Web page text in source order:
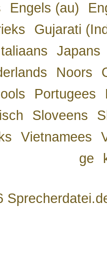
Engels (au)
Gujarati
Japans
Noors
Portugees
Sloveens
Vietnamees
ge